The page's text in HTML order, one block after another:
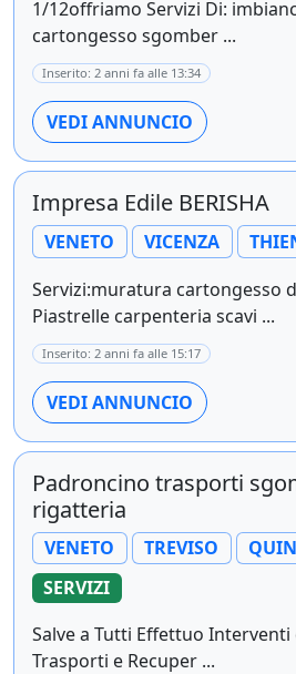
1/12offriamo Servizi Di:
cartongesso sgomber ...
Inserito: 2 anni fa alle 13:34
VEDI ANNUNCIO
Impresa Edile BERISHA
VENETO VICENZA
Servizi:muratura cartongesso
Piastrelle carpenteria scavi ...
Inserito: 2 anni fa alle 15:17
VEDI ANNUNCIO
Padroncino trasporti
rigatteria
VENETO TREVISO
SERVIZI
Salve a Tutti Effettuo
Trasporti e Recuper ...